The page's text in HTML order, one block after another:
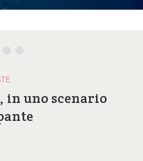
in uno scenario